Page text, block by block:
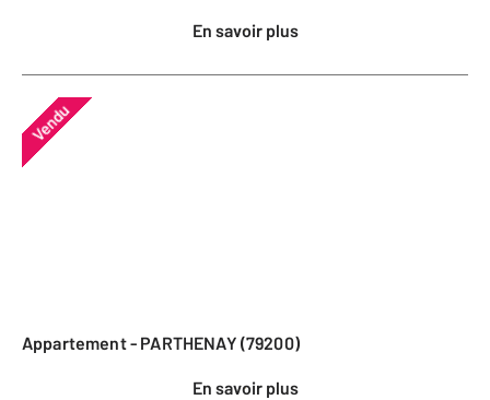
En savoir plus
Vendu
Appartement - PARTHENAY (79200)
En savoir plus